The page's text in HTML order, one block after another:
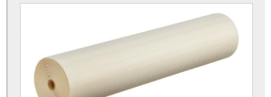
Equipamento de osmose reversa industrial
Fabricantes de tanques de prfv